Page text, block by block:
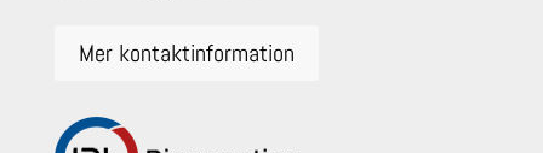
Mer kontaktinformation